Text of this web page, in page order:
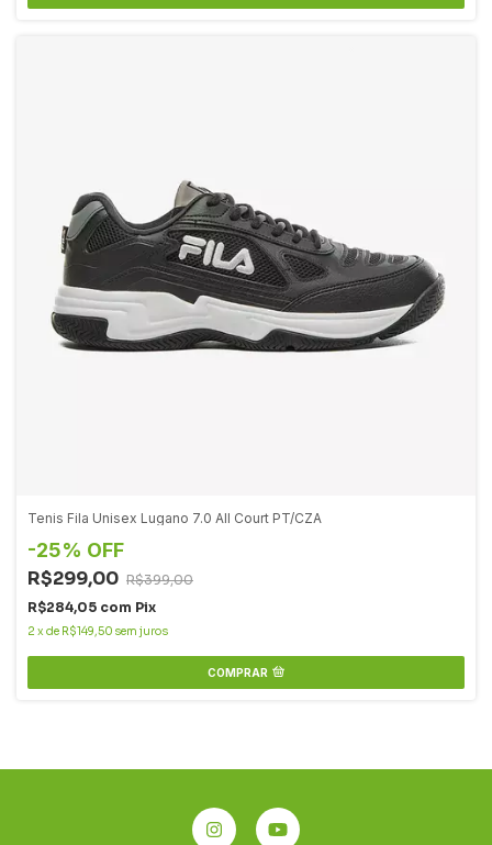
Tenis Fila Unisex Lugano 7.0 All Court PT/CZA
-25% OFF
R$299,00 R$399,00
R$284,05 com Pix
2 x de R$149,50 sem juros
COMPRAR